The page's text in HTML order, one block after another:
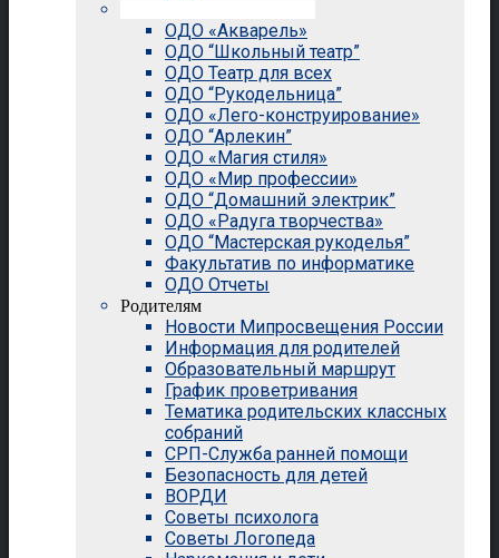
ОДО «Акварель»
ОДО “Школьный театр”
ОДО Театр для всех
ОДО “Рукодельница”
ОДО «Лего-конструирование»
ОДО “Арлекин”
ОДО «Магия стиля»
ОДО «Мир профессии»
ОДО “Домашний электрик”
ОДО «Радуга творчества»
ОДО “Мастерская рукоделья”
Факультатив по информатике
ОДО Отчеты
Родителям
Новости Мипросвещения России
Информация для родителей
Образовательный маршрут
График проветривания
Тематика родительских классных
собраний
СРП-Служба ранней помощи
Безопасность для детей
ВОРДИ
Советы психолога
Советы Логопеда